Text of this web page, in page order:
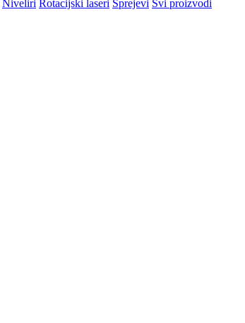
Niveliri Rotacijski laseri Sprejevi Svi proizvodi